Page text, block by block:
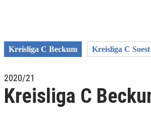
Kreisliga C Beckum Kreisliga C Soest
2020/21
Kreisliga C